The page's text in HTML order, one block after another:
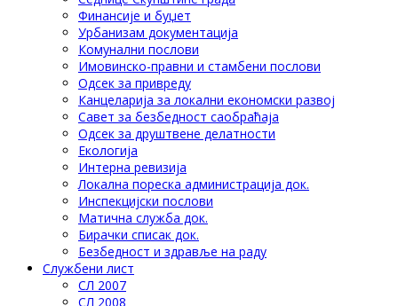
Финансије и буџет
Урбанизам документација
Комунални послови
Имовинско-правни и стамбени послови
Одсек за привреду
Канцеларија за локални економски развој
Савет за безбедност саобраћаја
Одсек за друштвене делатности
Eкологија
Интерна ревизија
Локална пореска администрација док.
Инспекцијски послови
Матична служба док.
Бирачки списак док.
Безбедност и здравље на раду
Службени лист
СЛ 2007
СЛ 2008